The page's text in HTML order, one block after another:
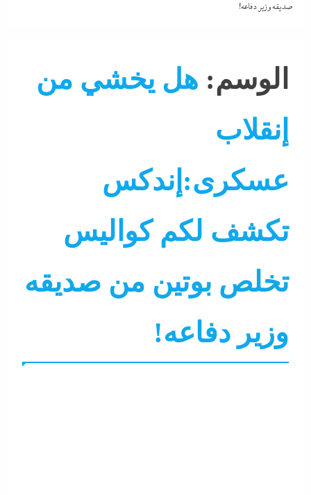
صديقه وزير دفاعه!
الوسم: هل يخشي من
إنقلاب
عسكرى:إندكس
تكشف لكم كواليس
تخلص بوتين من صديقه
وزير دفاعه!
التحليل اللحظي جاءنا الآن عرب و عالم نشرة لايف